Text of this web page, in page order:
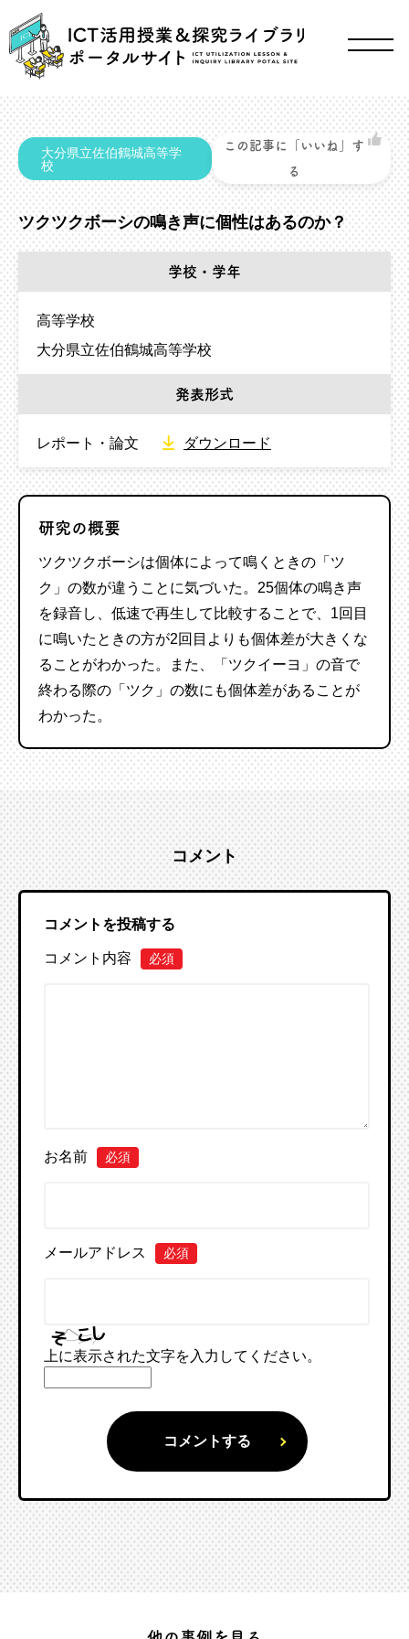
大分県立佐伯鶴城高等学
校
この記事に「いいね」す
る
ツクツクボーシの鳴き声に個性はあるのか？
学校・学年
高等学校
大分県立佐伯鶴城高等学校
発表形式
レポート・論文 ダウンロード
研究の概要
ツクツクボーシは個体によって鳴くときの 「ツ
ク 」の数が違うことに気づいた 。 25個体の鳴き声
を録音し、低速で再生して比較することで、 1回目
に鳴いたときの方が2回目よりも個体差が大き くな
る ことがわかった 。 また、 「ツクイーヨ」の音で
終わる際の 「 ツク 」の数にも個体差がある ことが
わかった。
コメント
コメントを投稿する
コメント内容 必須
お名前 必須
メールアドレス 必須
上に表示された文字を入力してください。